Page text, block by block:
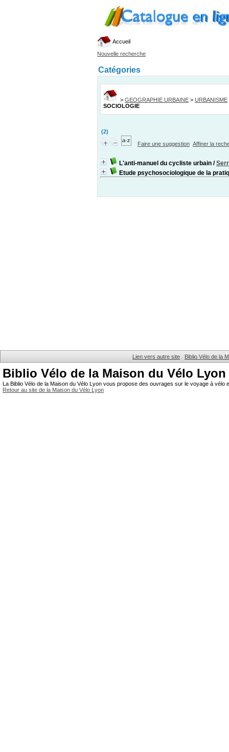
Accueil
Nouvelle recherche
Catégories
> GEOGRAPHIE URBAINE > URBANISME
SOCIOLOGIE
(2)
Faire une suggestion Affiner la
L'anti-manuel du cycliste urbain /
Etude psychosociologique de la
Lien vers autre site Biblio Vélo de la
Biblio Vélo de la Maison du Vélo Lyon
La Biblio Vélo de la Maison du Vélo Lyon vous propose des ouvrages sur le voyage à
Retour au site de la Maison du Vélo Lyon